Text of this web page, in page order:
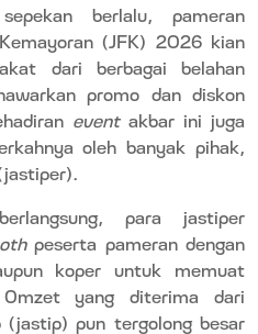
berlalu, pameran
(JFK) 2026 kian
dari berbagai belahan
promo dan diskon
eventakbar ini juga
oleh banyak pihak,
para jastiper
peserta pameran dengan
koper untuk memuat
Omzet yang diterima dari
pun tergolong besar